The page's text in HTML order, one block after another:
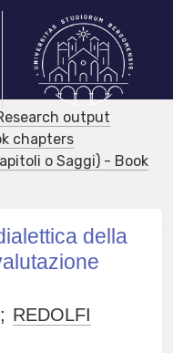
output
chapters
o Saggi) - Book
della
; REDOLFI